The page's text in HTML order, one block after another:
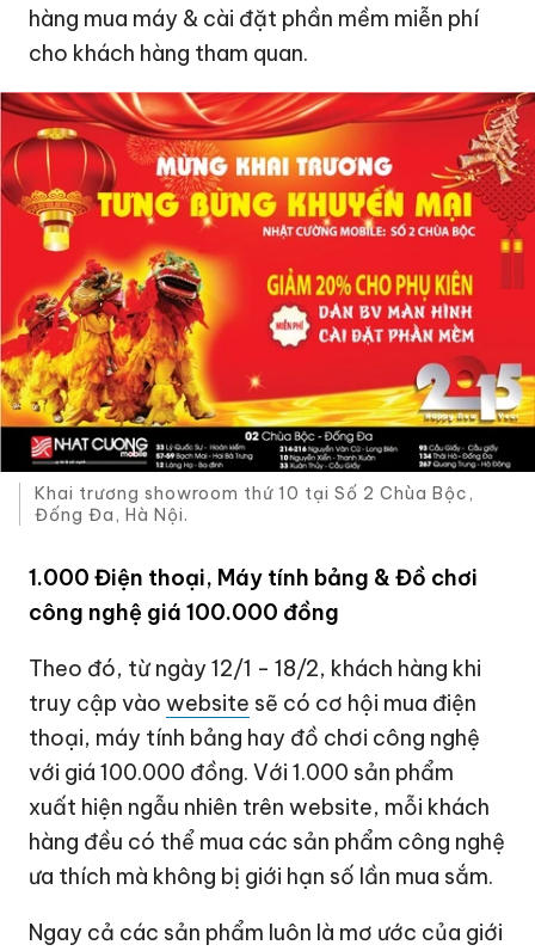
hàng mua máy & cài đặt phần mềm miễn phí
cho khách hàng tham quan.
Khai trương showroom thứ 10 tại Số 2 Chùa Bộc,
Đống Đa, Hà Nội.
1.000 Điện thoại, Máy tính bảng & Đồ chơi
công nghệ giá 100.000 đồng
Theo đó, từ ngày 12/1 - 18/2, khách hàng khi
truy cập vàowebsite sẽ có cơ hội mua điện
thoại, máy tính bảng hay đồ chơi công nghệ
với giá 100.000 đồng. Với 1.000 sản phẩm
xuất hiện ngẫu nhiên trên website, mỗi khách
hàng đều có thể mua các sản phẩm công nghệ
ưa thích mà không bị giới hạn số lần mua sắm.
Ngay cả các sản phẩm luôn là mơ ước của giới